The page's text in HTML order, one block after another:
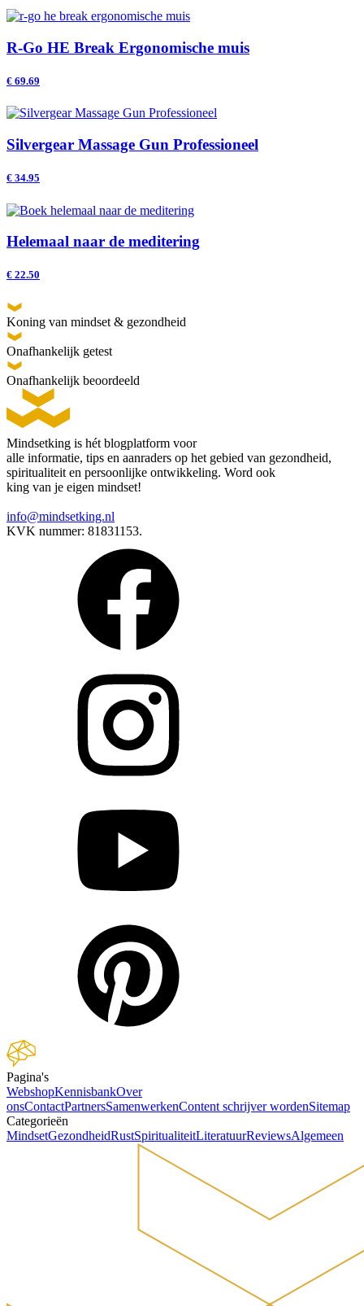
R-Go HE Break Ergonomische muis
€ 69.69
Silvergear Massage Gun Professioneel
€ 34.95
Helemaal naar de meditering
€ 22.50
Koning van mindset & gezondheid
Onafhankelijk getest
Onafhankelijk beoordeeld
Mindsetking is hét blogplatform voor
alle informatie, tips en aanraders op het gebied van gezondheid,
spiritualiteit en persoonlijke ontwikkeling. Word ook
king van je eigen mindset!
info@mindsetking.nl
KVK nummer: 81831153.
Pagina's
WebshopKennisbankOver
onsContactPartnersSamenwerkenContent schrijver wordenSitemap
Categorieën
MindsetGezondheidRustSpiritualiteitLiteratuurReviewsAlgemeen